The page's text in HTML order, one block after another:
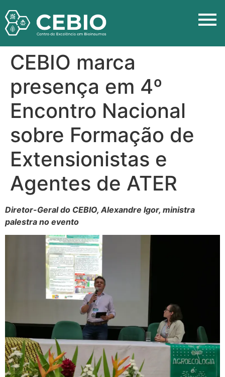
CEBIO marca
presença em 4º
Encontro Nacional
sobre Formação de
Extensionistas e
Agentes de ATER
Diretor-Geral do CEBIO, Alexandre Igor, ministra
palestra no evento